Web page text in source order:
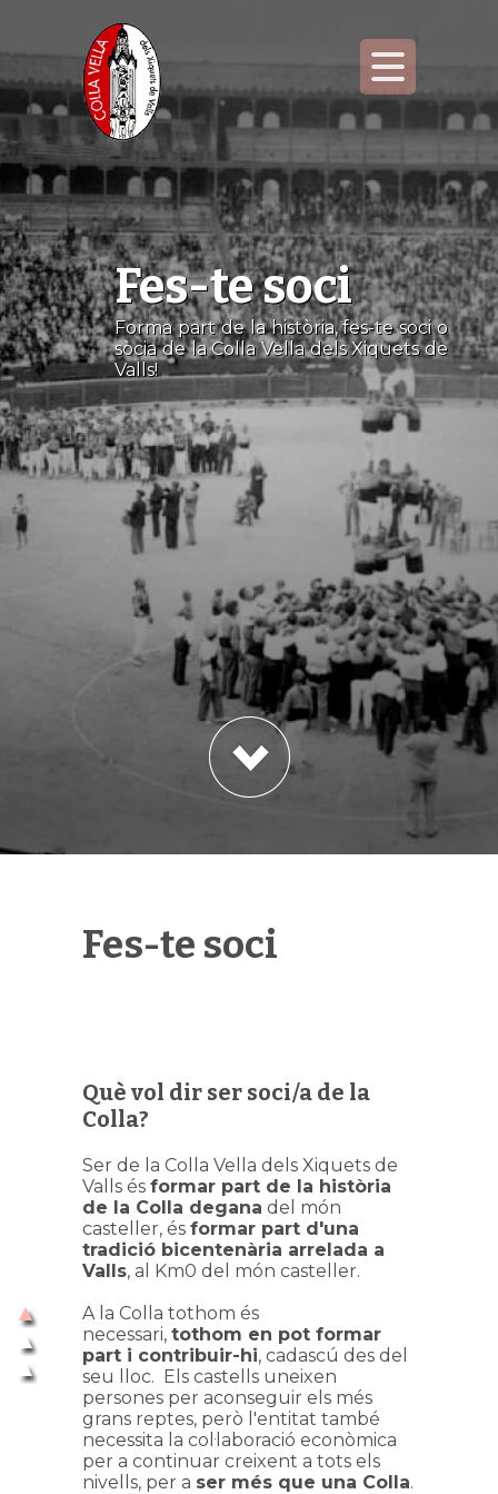
Fes-te soci
Forma part de la història, fes-te soci o
sòcia de la Colla Vella dels Xiquets de
Valls!
Fes-te soci
Què vol dir ser soci/a de la
Colla?
Ser de la Colla Vella dels Xiquets de
Valls és formar part de la història
de la Colla degana del món
casteller, és formar part d'una
tradició bicentenària arrelada a
Valls, al Km0 del món casteller.
A la Colla tothom és
necessari, tothom en pot formar
part i contribuir-hi, cadascú des del
seu lloc. Els castells uneixen
persones per aconseguir els més
grans reptes, però l'entitat també
necessita la col·laboració econòmica
per a continuar creixent a tots els
nivells, per a ser més que una Colla.